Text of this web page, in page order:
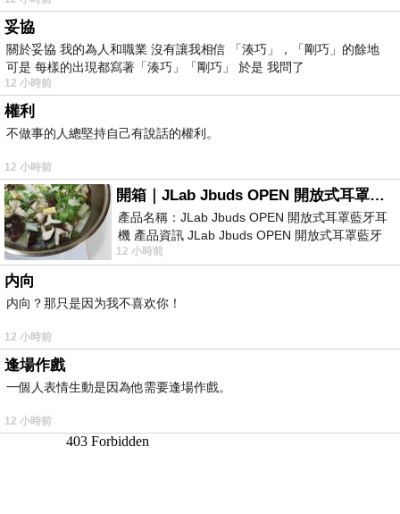
妥協
關於妥協 我的為人和職業 沒有讓我相信 「湊巧」，「剛巧」的餘地
可是 每樣的出現都寫著「湊巧」「剛巧」 於是 我問了
12 小時前
權利
不做事的人總堅持自己有說話的權利。
12 小時前
開箱｜JLab Jbuds OPEN 開放式耳罩藍牙耳機 - 設計美學，輕巧、透氣、環境音全物理達成！
產品名稱：JLab Jbuds OPEN 開放式耳罩藍牙耳
機 產品資訊 JLab Jbuds OPEN 開放式耳罩藍牙
耳機評語：非常有特色，值得喜愛美型工
12 小時前
内向
内向？那只是因为我不喜欢你！
12 小時前
逢場作戲
一個人表情生動是因為他需要逢場作戲。
12 小時前